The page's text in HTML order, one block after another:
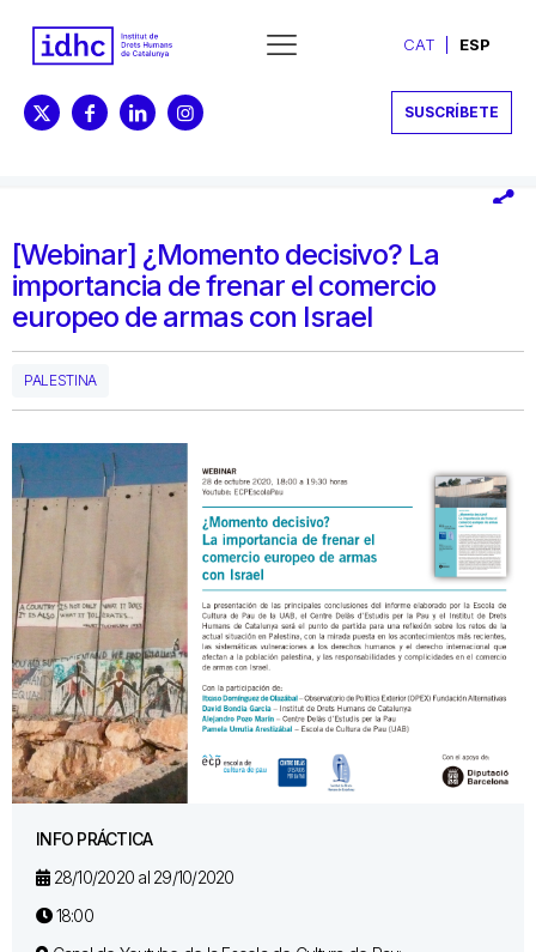
CAT ESP
SUSCRÍBETE
[Webinar] ¿Momento decisivo? La
importancia de frenar el comercio
europeo de armas con Israel
PALESTINA
INFO PRÁCTICA
28/10/2020 al 29/10/2020
18:00